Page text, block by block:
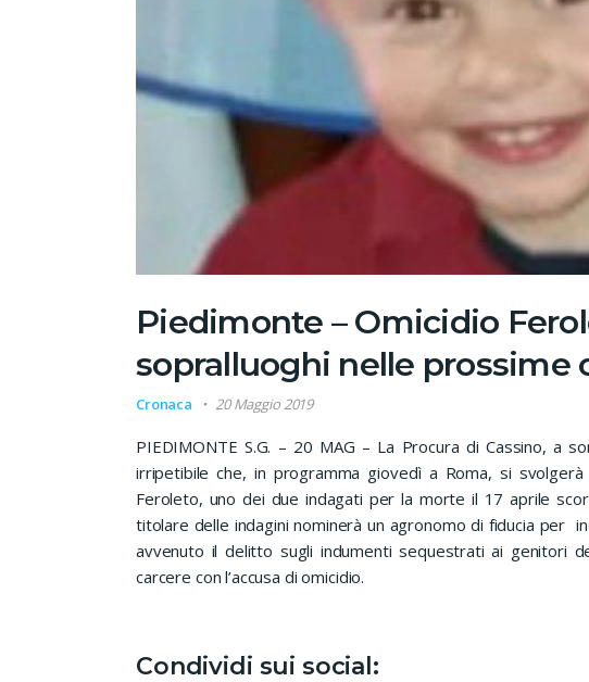
Piedimonte – Omicidio
sopralluoghi nelle prossime
Cronaca 20 Maggio 2019
PIEDIMONTE S.G. – 20 MAG – La Procura di Cassino, a
irripetibile che, in programma giovedì a Roma, si
Feroleto, uno dei due indagati per la morte il 17 aprile
titolare delle indagini nominerà un agronomo di fiducia per
avvenuto il delitto sugli indumenti sequestrati ai genitori
carcere con l’accusa di omicidio.
Condividi sui social: